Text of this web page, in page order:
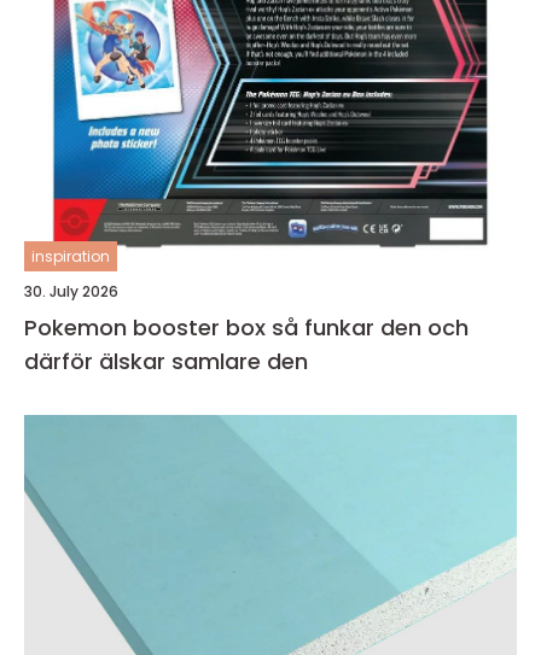
inspiration
30. July 2026
Pokemon booster box så funkar den och
därför älskar samlare den